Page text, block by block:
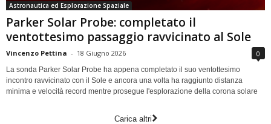
Astronautica ed Esplorazione Spaziale
Parker Solar Probe: completato il
ventottesimo passaggio ravvicinato al Sole
Vincenzo Pettina - 18 Giugno 2026 0
La sonda Parker Solar Probe ha appena completato il suo ventottesimo
incontro ravvicinato con il Sole e ancora una volta ha raggiunto distanza
minima e velocità record mentre prosegue l'esplorazione della corona solare
Carica altri